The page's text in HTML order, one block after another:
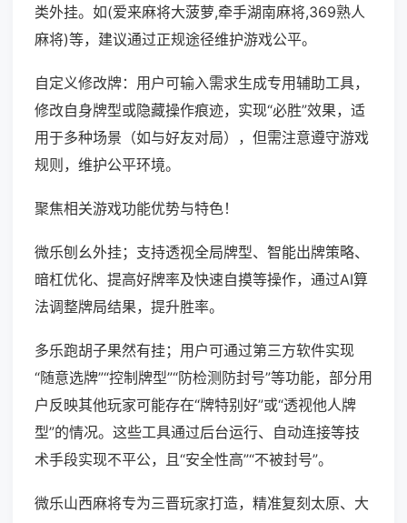
类外挂。如(爱来麻将大菠萝,牵手湖南麻将,369熟人
麻将)等，建议通过正规途径维护游戏公平。
自定义修改牌：用户可输入需求生成专用辅助工具，
修改自身牌型或隐藏操作痕迹，实现“必胜”效果，适
用于多种场景（如与好友对局），但需注意遵守游戏
规则，维护公平环境。
聚焦相关游戏功能优势与特色！
微乐刨幺外挂；支持透视全局牌型、智能出牌策略、
暗杠优化、提高好牌率及快速自摸等操作，通过AI算
法调整牌局结果，提升胜率。
多乐跑胡子果然有挂；用户可通过第三方软件实现
“随意选牌”“控制牌型”“防检测防封号”等功能，部分用
户反映其他玩家可能存在“牌特别好”或“透视他人牌
型”的情况。这些工具通过后台运行、自动连接等技
术手段实现不平公，且“安全性高”“不被封号”。
微乐山西麻将专为三晋玩家打造，精准复刻太原、大